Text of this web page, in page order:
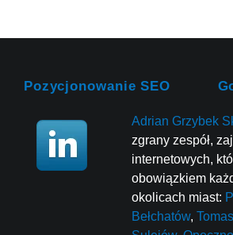
Pozycjonowanie SEO
Adrian Grzybek
zgrany zespół,
internetowych,
obowiązkiem
okolicach miast:
Bełchatów,